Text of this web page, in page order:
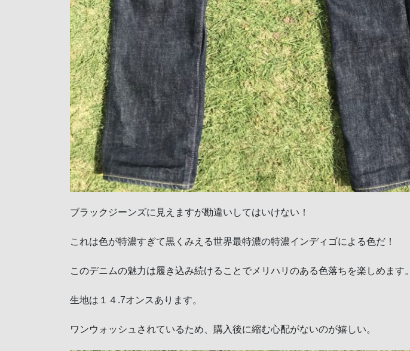
ブラックジーンズに見えますが勘違いしてはいけない！
これは色が特濃すぎて黒くみえる世界最特濃の特濃インディゴによる色だ！
このデニムの魅力は履き込み続けることでメリハリのある色落ちを楽しめます。
生地は１４.7オンスあります。
ワンウォッシュされているため、購入後に縮む心配がないのが嬉しい。